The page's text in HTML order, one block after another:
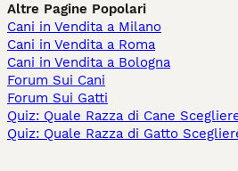
Altre Pagine Popolari
Cani in Vendita a Milano
Cani in Vendita a Roma
Cani in Vendita a Bologna
Forum Sui Cani
Forum Sui Gatti
Quiz: Quale Razza di Cane
Quiz: Quale Razza di Gatto